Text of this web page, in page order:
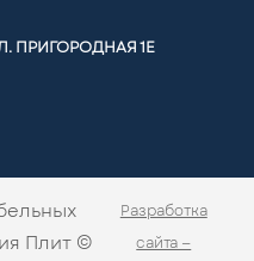
ПРИГОРОДНАЯ 1Е
Плит ©
Разработка
сайта —